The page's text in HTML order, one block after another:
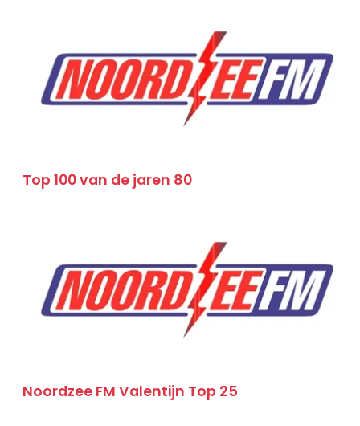
Top 100 van de jaren 80
Noordzee FM Valentijn Top 25